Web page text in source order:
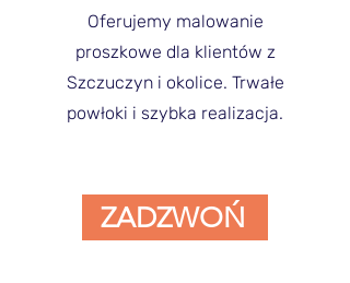
Oferujemy malowanie
proszkowe dla klientów z
Szczuczyn i okolice. Trwałe
powłoki i szybka realizacja.
ZADZWOŃ